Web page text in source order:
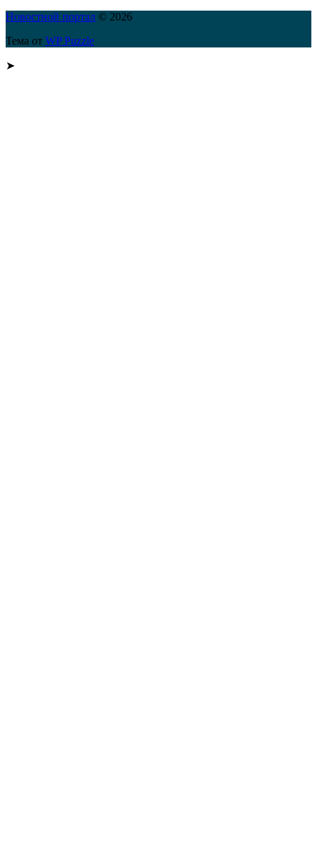
Новостной портал © 2026
Тема от WP Puzzle
➤